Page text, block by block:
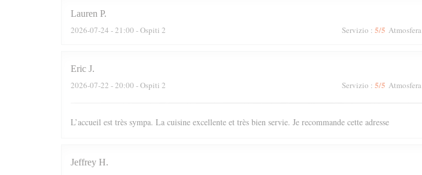
Lauren P
2026-07-24 - 21:00 - Ospiti 2 Servizio : 5/5 Atmosfera
Eric J
2026-07-22 - 20:00 - Ospiti 2 Servizio : 5/5 Atmosfera
L’accueil est très sympa. La cuisine excellente et très bien servie. Je recommande cette adresse
Jeffrey H